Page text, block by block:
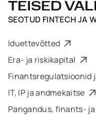
TEISED
SEOTUD FINTECH JA
Iduettevõtted
Era- ja riskikapital
Finantsregulatsioonid
IT, IP ja andmekaitse
Pangandus, finants-